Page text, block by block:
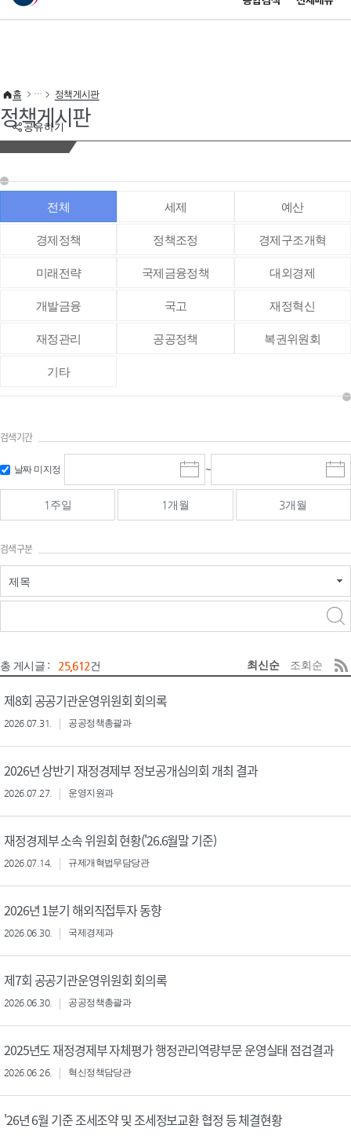
이 누리집은 대한민국 공식 전자정부 누리집입니다.
공유하기
홈 정책게시판
정책게시판
전체 세제 예산
경제정책 정책조정 경제구조개혁
미래전략 국제금융정책 대외경제
개발금융 국고 재정혁신
재정관리 공공정책 복권위원회
기타
검색기간
날짜 미지정
시
작
일
선
~
종
료
선
1주일 1개월 3개월
검색구분
제목
총 게시글 : 25,612건 최신순 조회순
제8회 공공기관운영위원회 회의록
2026.07.31. 공공정책총괄과
2026년 상반기 재정경제부 정보공개심의회 개최 결과
2026.07.27. 운영지원과
재정경제부 소속 위원회 현황('26.6월말 기준)
2026.07.14. 규제개혁법무담당관
2026년 1분기 해외직접투자 동향
2026.06.30. 국제경제과
제7회 공공기관운영위원회 회의록
2026.06.30. 공공정책총괄과
2025년도 재정경제부 자체평가 행정관리역량부문 운영실태 점검결과
2026.06.26. 혁신정책담당관
'26년 6월 기준 조세조약 및 조세정보교환 협정 등 체결현황